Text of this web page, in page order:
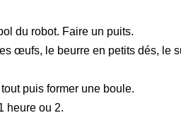
du robot. Faire un puits.
œufs, le beurre en petits dés, le
puis former une boule.
heure ou 2.